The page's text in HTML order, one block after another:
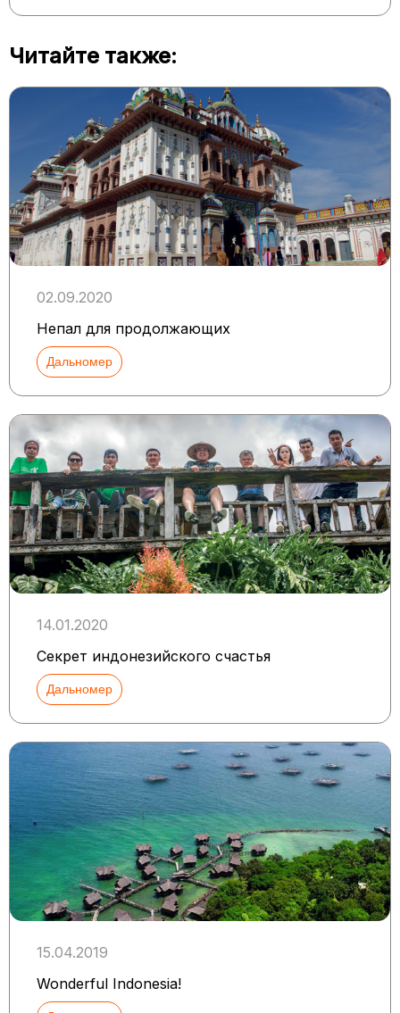
Читайте также:
02.09.2020
Непал для продолжающих
Дальномер
14.01.2020
Секрет индонезийского счастья
Дальномер
15.04.2019
Wonderful Indonesia!